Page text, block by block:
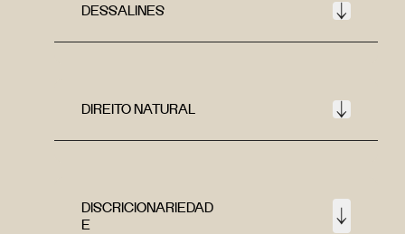
DESSALINES
DIREITO NATURAL
DISCRICIONARIEDAD
E